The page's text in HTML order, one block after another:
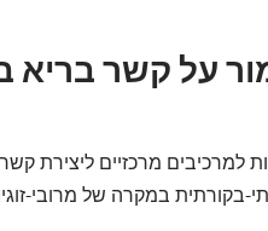
על קשר בריא
מרכזיים ליצירת
בקורתית במקרה של מרובי-